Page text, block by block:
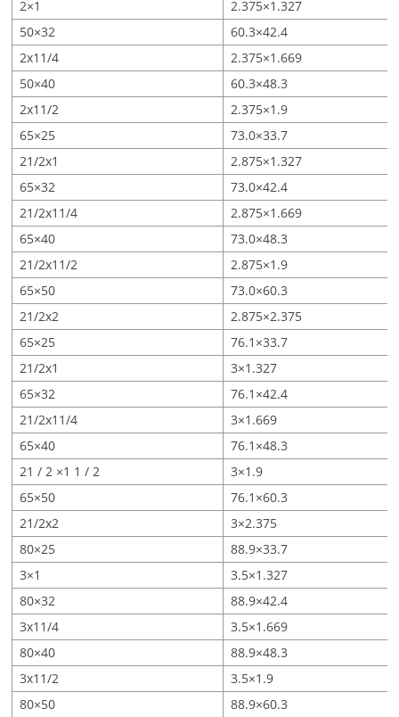
2×1
2.375×1.327
50×32
60.3×42.4
2x11/4
2.375×1.669
50×40
60.3×48.3
2x11/2
2.375×1.9
65×25
73.0×33.7
21/2x1
2.875×1.327
65×32
73.0×42.4
21/2x11/4
2.875×1.669
65×40
73.0×48.3
21/2x11/2
2.875×1.9
65×50
73.0×60.3
21/2x2
2.875×2.375
65×25
76.1×33.7
21/2x1
3×1.327
65×32
76.1×42.4
21/2x11/4
3×1.669
65×40
76.1×48.3
21 / 2 ×1 1 / 2
3×1.9
65×50
76.1×60.3
21/2x2
3×2.375
80×25
88.9×33.7
3×1
3.5×1.327
80×32
88.9×42.4
3x11/4
3.5×1.669
80×40
88.9×48.3
3x11/2
3.5×1.9
80×50
88.9×60.3